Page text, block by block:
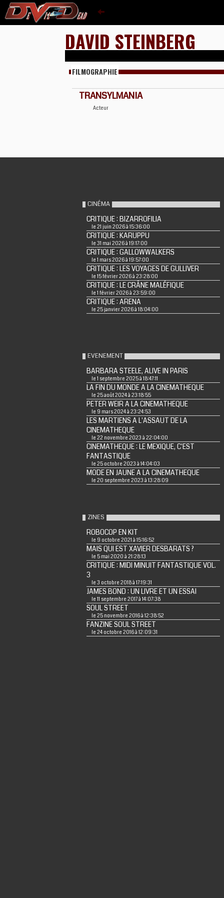
DAVID STEINBERG
FILMOGRAPHIE
TRANSYLMANIA
Acteur
CINÉMA
CRITIQUE : BIZARROFILIA
le 21 juin 2026 à 15:36:00
CRITIQUE : KARUPPU
le 31 mai 2026 à 19:17:00
CRITIQUE : GALLOWWALKERS
le 1 mars 2026 à 19:57:00
CRITIQUE : LES VOYAGES DE GULLIVER
le 15 février 2026 à 23:28:00
CRITIQUE : LE CRÂNE MALÉFIQUE
le 1 février 2026 à 23:59:00
CRITIQUE : ARENA
le 25 janvier 2026 à 18:04:00
EVENEMENT
BARBARA STEELE, ALIVE IN PARIS
le 1 septembre 2025 à 18:47:11
LA FIN DU MONDE A LA CINEMATHEQUE
le 25 août 2024 à 23:18:55
PETER WEIR A LA CINEMATHEQUE
le 9 mars 2024 à 23:24:53
LES MARTIENS A L'ASSAUT DE LA
CINEMATHEQUE
le 22 novembre 2023 à 22:04:00
CINEMATHEQUE : LE MEXIQUE, C'EST
FANTASTIQUE
le 25 octobre 2023 à 14:04:03
MODE EN JAUNE A LA CINEMATHEQUE
le 20 septembre 2023 à 13:28:09
ZINES
ROBOCOP EN KIT
le 9 octobre 2021 à 15:16:52
MAIS QUI EST XAVIER DESBARATS ?
le 5 mai 2020 à 21:28:13
CRITIQUE : MIDI MINUIT FANTASTIQUE VOL.
3
le 3 octobre 2018 à 17:19:31
JAMES BOND : UN LIVRE ET UN ESSAI
le 11 septembre 2017 à 14:07:38
SOUL STREET
le 25 novembre 2016 à 12:38:52
FANZINE SOUL STREET
le 24 octobre 2016 à 12:09:31